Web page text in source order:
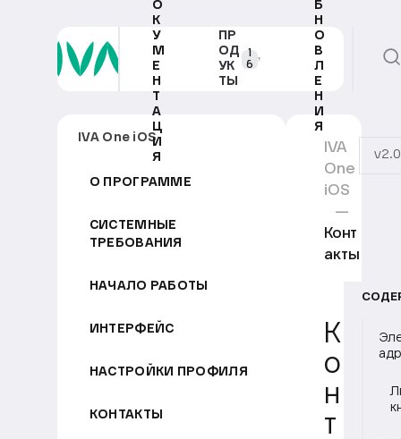
О
К
У
М
Е
Н
Т
А
Ц
И
Я
ПР
ОД
УК
ТЫ
1
6
Б
Н
О
В
Л
Е
Н
И
Я
IVA One iOS
О ПРОГРАММЕ
СИСТЕМНЫЕ
ТРЕБОВАНИЯ
НАЧАЛО РАБОТЫ
ИНТЕРФЕЙС
НАСТРОЙКИ ПРОФИЛЯ
КОНТАКТЫ
IVA
One
iOS
Конт
акты
v2.0
К
о
н
т